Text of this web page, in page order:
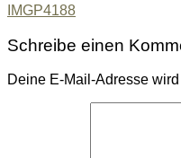
Beitragsnavigation
IMGP4188
Schreibe einen
Deine E-Mail-Adresse